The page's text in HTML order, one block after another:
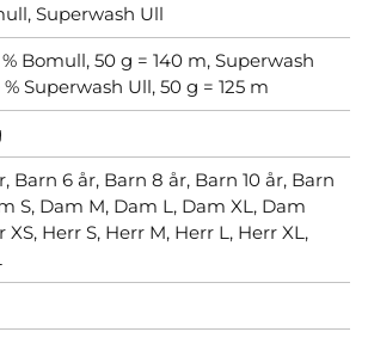
Superwash Ull
% Bomull, 50 g = 140 m, Superwash
% Superwash Ull, 50 g = 125 m
Barn 6 år, Barn 8 år, Barn 10 år, Barn
S, Dam M, Dam L, Dam XL, Dam
XS, Herr S, Herr M, Herr L, Herr XL,